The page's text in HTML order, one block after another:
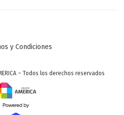
y Condiciones
– Todos los derechos reservados